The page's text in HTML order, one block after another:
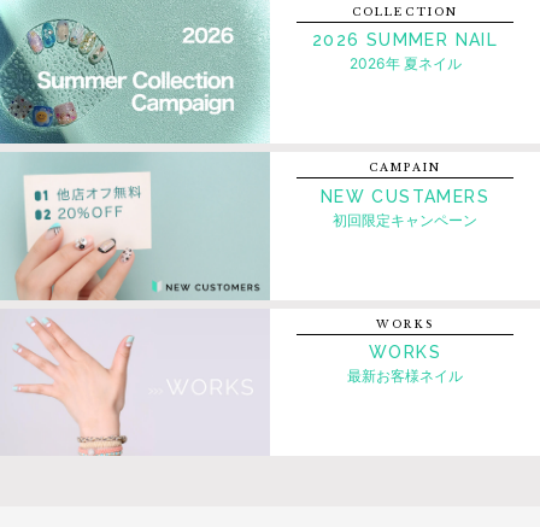
COLLECTION
2026 SUMMER NAIL
2026年 夏ネイル
CAMPAIN
NEW CUSTAMERS
初回限定キャンペーン
WORKS
WORKS
最新お客様ネイル